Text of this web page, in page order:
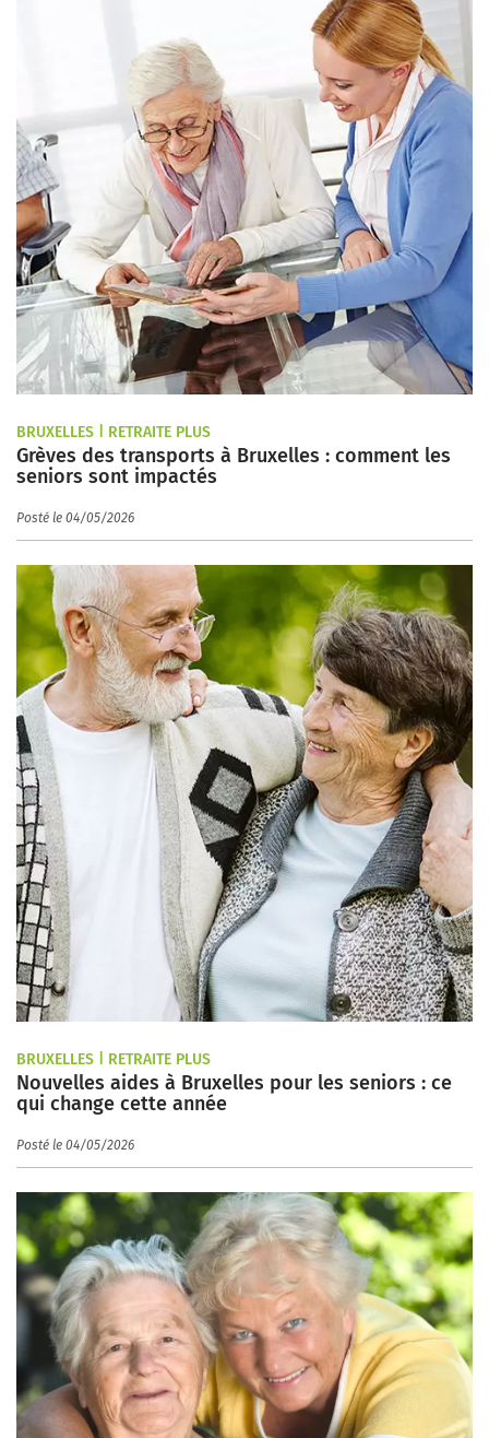
BRUXELLES | RETRAITE PLUS
Grèves des transports à Bruxelles : comment les
seniors sont impactés
Posté le 04/05/2026
BRUXELLES | RETRAITE PLUS
Nouvelles aides à Bruxelles pour les seniors : ce
qui change cette année
Posté le 04/05/2026